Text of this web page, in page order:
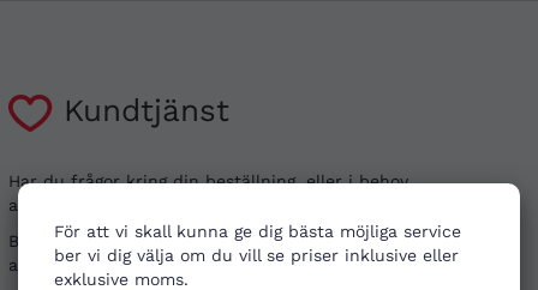
För att vi skall kunna ge dig bästa möjliga service
ber vi dig välja om du vill se priser inklusive eller
exklusive moms.
Kundtjänst
Har du frågor kring din beställning, eller i behov
av vägledning?
Besök gärna våravanliga frågor. Det går även bra
att kontakta oss genom alternativen nedan.